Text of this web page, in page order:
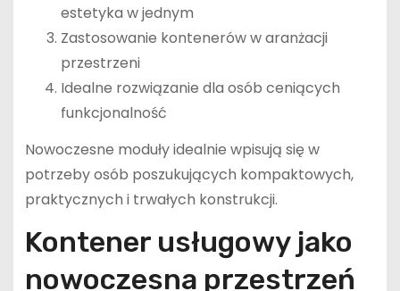
estetyka w jednym
Zastosowanie kontenerów w aranżacji
przestrzeni
Idealne rozwiązanie dla osób ceniących
funkcjonalność
Nowoczesne moduły idealnie wpisują się w
potrzeby osób poszukujących kompaktowych,
praktycznych i trwałych konstrukcji.
Kontener usługowy jako
nowoczesna przestrzeń